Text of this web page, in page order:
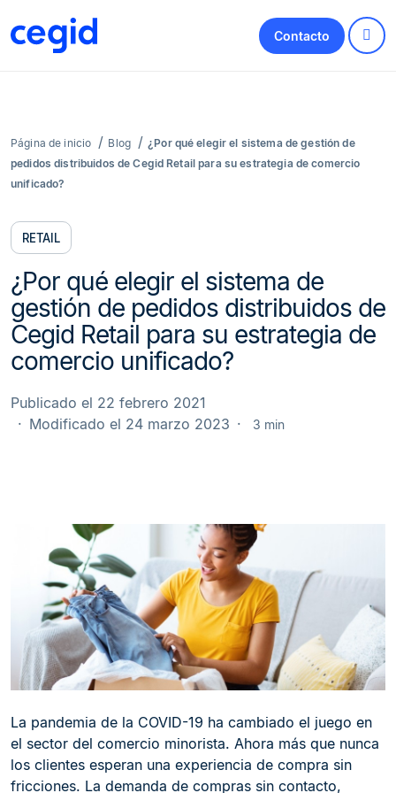
Contacto
Página de inicio Blog
¿Por qué elegir el sistema de gestión de
pedidos distribuidos de Cegid Retail para su estrategia de comercio
unificado?
RETAIL
¿Por qué elegir el sistema de
gestión de pedidos distribuidos de
Cegid Retail para su estrategia de
comercio unificado?
Publicado el 22 febrero 2021
Modificado el 24 marzo 2023
3 min
La pandemia de la COVID-19 ha cambiado el juego en
el sector del comercio minorista. Ahora más que nunca
los clientes esperan una experiencia de compra sin
fricciones. La demanda de compras sin contacto,